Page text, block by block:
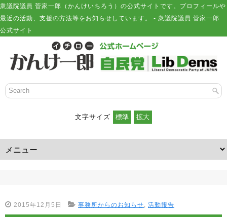
衆議院議員 菅家一郎（かんけいちろう）の公式サイトです。プロフィールや
最近の活動、支援の方法等をお知らせしています。 - 衆議院議員 菅家一郎
公式サイト
文字サイズ
2015年12月5日 事務所からのお知らせ, 活動報告